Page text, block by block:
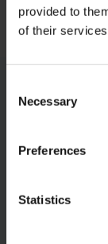
provided to
of their
Selection
Necessary
Preferences
Statistics
Op werkdagen